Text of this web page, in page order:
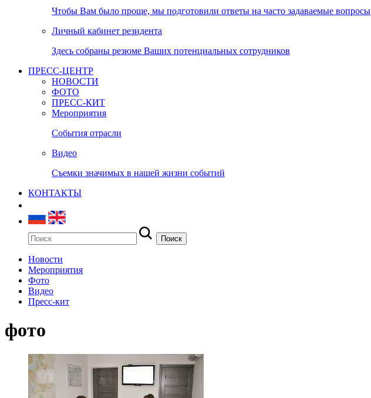
Чтобы Вам было проще, мы подготовили ответы на часто задаваемые вопросы
Личный кабинет резидента
Здесь собраны резюме Ваших потенциальных сотрудников
ПРЕСС-ЦЕНТР
НОВОСТИ
ФОТО
ПРЕСС-КИТ
Мероприятия
События отрасли
Видео
Съемки значимых в нашей жизни событий
КОНТАКТЫ
Новости
Мероприятия
Фото
Видео
Пресс-кит
фото